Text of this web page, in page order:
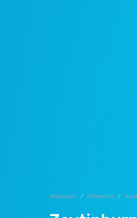
Anasayfa Hizmetler